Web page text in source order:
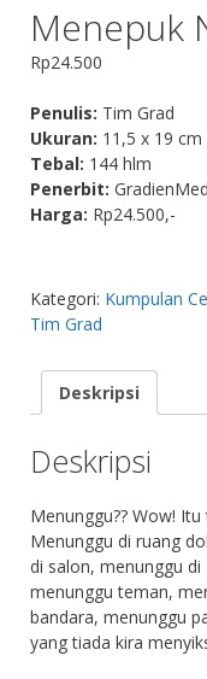
Menepuk
Rp24.500
Penulis: Tim Grad
Ukuran: 11,5 x 19 cm
Tebal: 144 hlm
Penerbit:
Harga: Rp24.500,-
Kategori: Kumpulan
Tim Grad
Deskripsi
Deskripsi
Menunggu?? Wow!
Menunggu di ruang
di salon, menunggu
menunggu teman,
bandara, menunggu
yang tiada kira